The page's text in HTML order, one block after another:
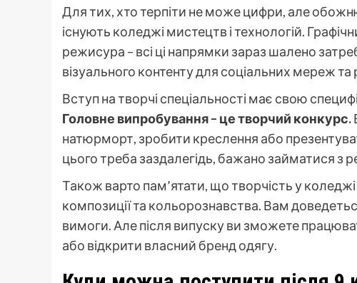
Для тих, хто терпіти не може цифри, але
існують коледжі мистецтв і технологій.
режисура – всі ці напрямки зараз шалено
візуального контенту для соціальних мереж
Вступ на творчі спеціальності має свою
Головне випробування – це творчий конкурс.
натюрморт, зробити креслення або
цього треба заздалегідь, бажано займатися з
Також варто пам’ятати, що творчість у
композиції та кольорознавства. Вам
вимоги. Але після випуску ви зможете
або відкрити власний бренд одягу.